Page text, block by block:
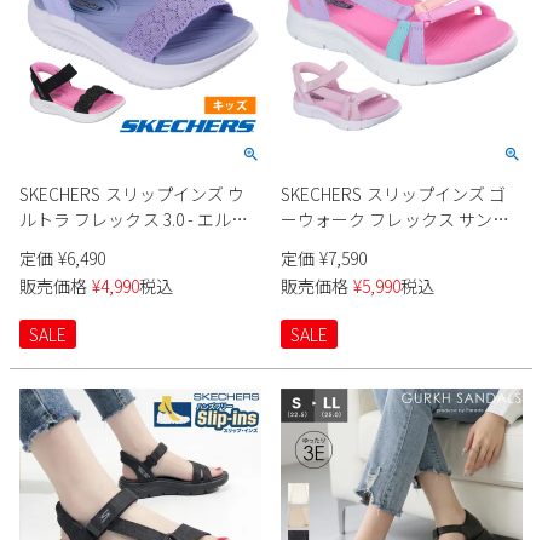
SKECHERS スリップインズ ウ
ルトラ フレックス 3.0 - エルモ
サ ブリーズ 303029L キッズ
定価 ¥6,490
販売価格 ¥4,990税込
SALE
SKECHERS スリップインズ ゴ
ーウォーク フレックス サンダ
ル 303028L キッズ
定価 ¥7,590
販売価格 ¥5,990税込
SALE